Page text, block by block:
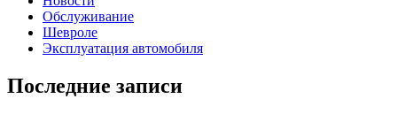
Обслуживание
Шевроле
Эксплуатация автомобиля
Последние записи